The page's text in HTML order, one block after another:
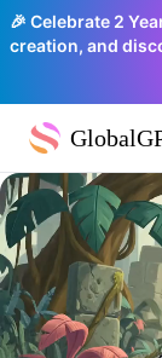
🎉 Celebrate 2
creation, and